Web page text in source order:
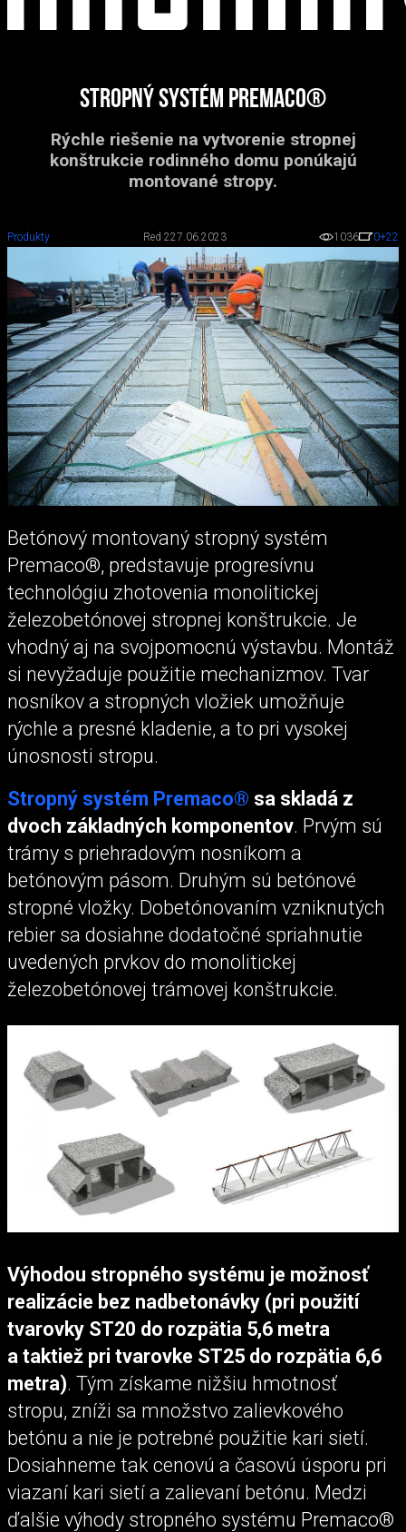
Stropný systém Premaco®
Rýchle riešenie na vytvorenie stropnej
konštrukcie rodinného domu ponúkajú
montované stropy.
Produkty Red 227.06.2023 1036 0+22
Betónový montovaný stropný systém
Premaco®, predstavuje progresívnu
technológiu zhotovenia monolitickej
železobetónovej stropnej konštrukcie. Je
vhodný aj na svojpomocnú výstavbu. Montáž
si nevyžaduje použitie mechanizmov. Tvar
nosníkov a stropných vložiek umožňuje
rýchle a presné kladenie, a to pri vysokej
únosnosti stropu.
Stropný systém Premaco® sa skladá z
dvoch základných komponentov. Prvým sú
trámy s priehradovým nosníkom a
betónovým pásom. Druhým sú betónové
stropné vložky. Dobetónovaním vzniknutých
rebier sa dosiahne dodatočné spriahnutie
uvedených prvkov do monolitickej
železobetónovej trámovej konštrukcie.
Výhodou stropného systému je možnosť
realizácie bez nadbetonávky (pri použití
tvarovky ST20 do rozpätia 5,6 metra
a taktiež pri tvarovke ST25 do rozpätia 6,6
metra). Tým získame nižšiu hmotnosť
stropu, zníži sa množstvo zalievkového
betónu a nie je potrebné použitie kari sietí.
Dosiahneme tak cenovú a časovú úsporu pri
viazaní kari sietí a zalievaní betónu. Medzi
ďalšie výhody stropného systému Premaco®